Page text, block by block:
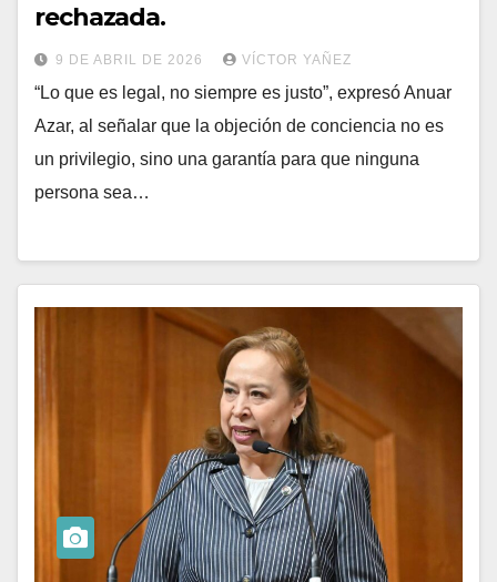
rechazada.
9 DE ABRIL DE 2026 VÍCTOR YAÑEZ
“Lo que es legal, no siempre es justo”, expresó Anuar
Azar, al señalar que la objeción de conciencia no es
un privilegio, sino una garantía para que ninguna
persona sea…